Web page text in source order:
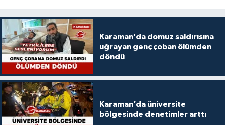
Karaman’da domuz saldırısına
uğrayan genç çoban ölümden
döndü
Karaman’da üniversite
bölgesinde denetimler arttı